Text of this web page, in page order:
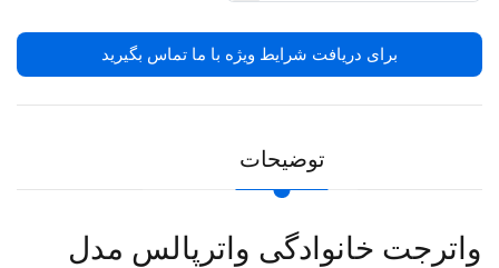
برای دریافت شرایط ویژه با ما تماس بگیرید
توضیحات
واترجت خانوادگی واترپالس مدل